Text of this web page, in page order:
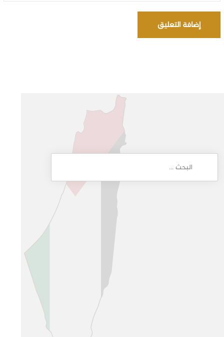
إضافة التعليق